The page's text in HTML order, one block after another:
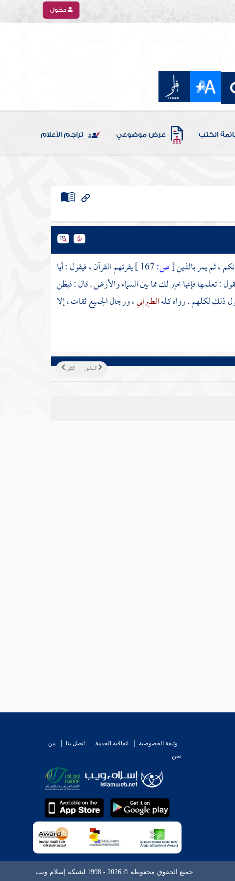
دخول
الكتب عرض موضوعي تراجم الأعلام
، ثم يمر بالذين[ص:
يقرئهم القرآن ، فيقول : أيا
: تعلمها فإنها خير لك مما بين السماء والأرض . قال : فيظن
ذلك لكلهم . رواه كلهالطبراني، ورجال الجميع ثقات ، إلا
التالي السابق
وثيقة الخصوصية اتفاقية الخدمة اتصل بنا
من
نحن
جميع الحقوق محفوظة © 2026 - 1998 لشبكة إسلام ويب